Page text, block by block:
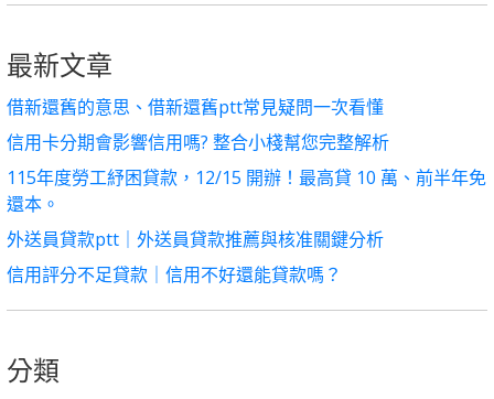
最新文章
借新還舊的意思、借新還舊ptt常見疑問一次看懂
信用卡分期會影響信用嗎? 整合小棧幫您完整解析
115年度勞工紓困貸款，12/15 開辦！最高貸 10 萬、前半年免
還本。
外送員貸款ptt｜外送員貸款推薦與核准關鍵分析
信用評分不足貸款｜信用不好還能貸款嗎？
分類